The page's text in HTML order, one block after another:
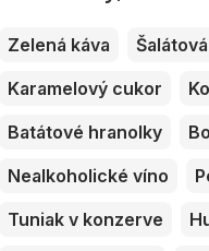
Zelená káva
Karamelový cukor
Batátové hranolky
Nealkoholické víno
Tuniak v konzerve